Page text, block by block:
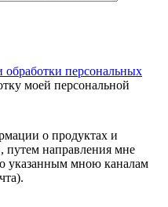
обработки персональных
моей персональной
о продуктах и
направления мне
указанным мною каналам